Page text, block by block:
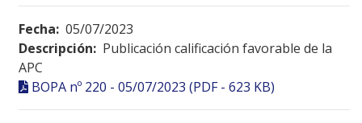
Fecha: 05/07/2023
Descripción: Publicación calificación favorable de la
APC
BOPA nº 220 - 05/07/2023 (PDF - 623 KB)